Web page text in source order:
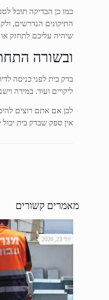
כמו כן הבדיקה תוכל
התיקונים הנדרשים,
שיהיה עליכם לתחזק
ובשורה
בדק בית לפני כניסה
ליקויים ועוד. במידה
לכן אם אתם רוצים
אין ספק שבדק בית
מאמרים קשורים
יולי 23, 2026